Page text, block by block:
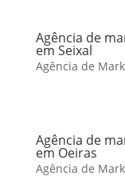
Agência de
em Seixal
Agência de
Agência de
em Oeiras
Agência de